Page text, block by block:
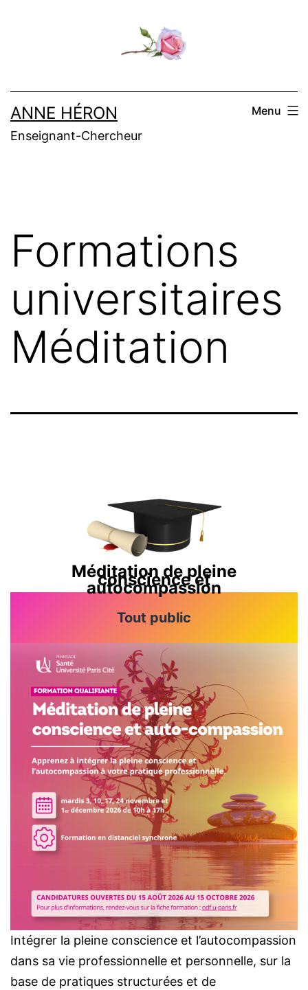
ANNE HÉRON
Enseignant-Chercheur
Menu
Formations
universitaires
Méditation
Méditation de pleine
conscience et
autocompassion
Tout public
Intégrer la pleine conscience et l’autocompassion
dans sa vie professionnelle et personnelle, sur la
base de pratiques structurées et de